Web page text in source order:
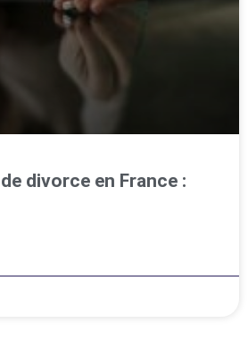
divorce en France :